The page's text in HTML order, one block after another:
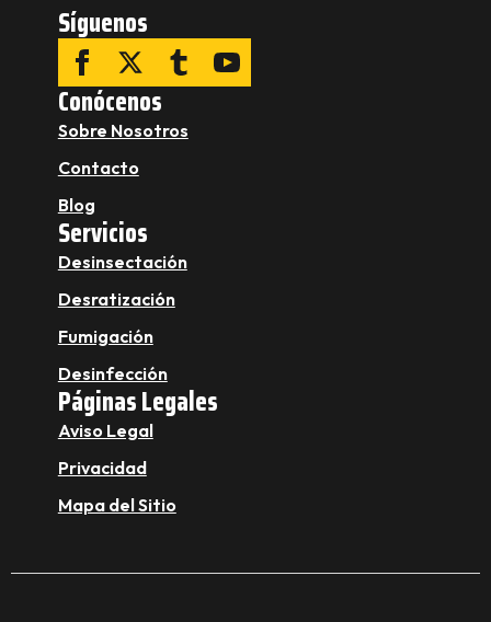
Síguenos
Conócenos
Sobre Nosotros
Contacto
Blog
Servicios
Desinsectación
Desratización
Fumigación
Desinfección
Páginas Legales
Aviso Legal
Privacidad
Mapa del Sitio